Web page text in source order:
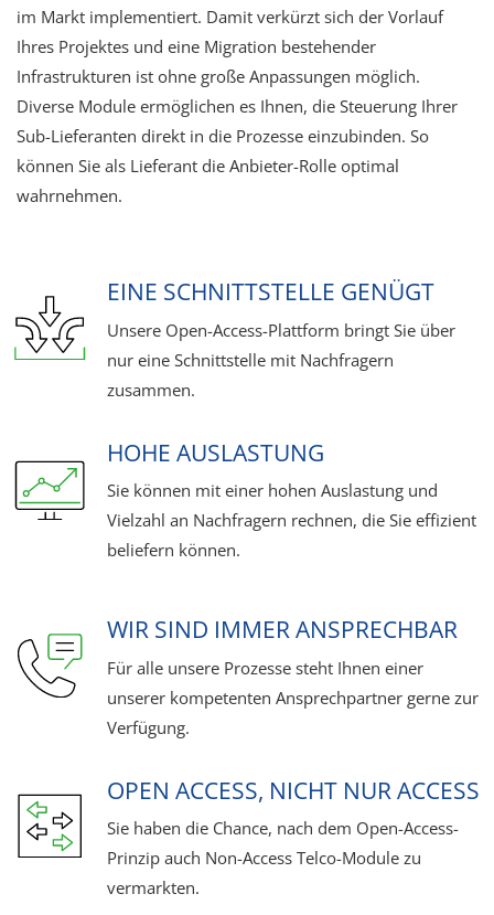
im Markt implementiert. Damit verkürzt sich der Vorlauf
Ihres Projektes und eine Migration bestehender
Infrastrukturen ist ohne große Anpassungen möglich.
Diverse Module ermöglichen es Ihnen, die Steuerung Ihrer
Sub-Lieferanten direkt in die Prozesse einzubinden. So
können Sie als Lieferant die Anbieter-Rolle optimal
wahrnehmen.
EINE SCHNITTSTELLE GENÜGT
Unsere Open-Access-Plattform bringt Sie über
nur eine Schnittstelle mit Nachfragern
zusammen.
HOHE AUSLASTUNG
Sie können mit einer hohen Auslastung und
Vielzahl an Nachfragern rechnen, die Sie effizient
beliefern können.
WIR SIND IMMER ANSPRECHBAR
Für alle unsere Prozesse steht Ihnen einer
unserer kompetenten Ansprechpartner gerne zur
Verfügung.
OPEN ACCESS, NICHT NUR ACCESS
Sie haben die Chance, nach dem Open-Access-
Prinzip auch Non-Access Telco-Module zu
vermarkten.